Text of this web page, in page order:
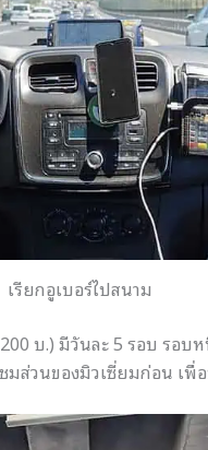
เรียกอูเบอร์ไปสนาม
บ.) มีวันละ 5 รอบ รอบ
มส่วนของมิวเซี่ยมก่อน เพื่